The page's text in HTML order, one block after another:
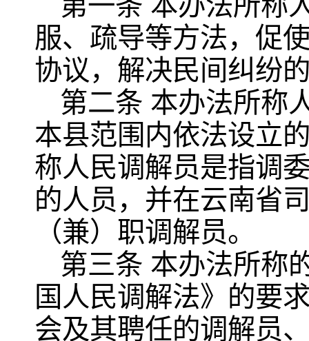
服、疏导等方法，促
协议，解决民间纠纷
第二条 本办法所称
本县范围内依法设立
称人民调解员是指调
的人员，并在云南省
（兼）职调解员。
第三条 本办法所称
国人民调解法》的要
会及其聘任的调解员